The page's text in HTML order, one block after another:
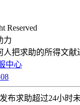
Reserved
力
把求助的所得文献
中心
求助超过24小时